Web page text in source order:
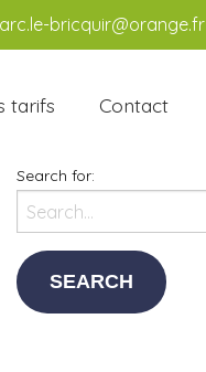
bricquir@orange.fr
tarifs Contact
Search for: